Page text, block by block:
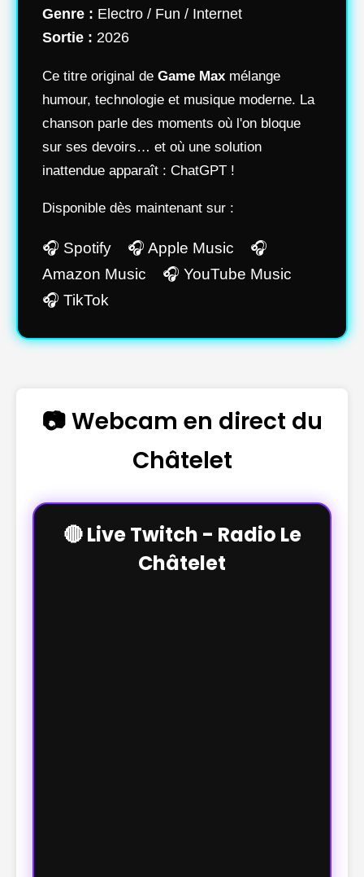
Genre : Electro / Fun / Internet
Sortie : 2026
Ce titre original de Game Max mélange
humour, technologie et musique moderne. La
chanson parle des moments où l'on bloque
sur ses devoirs… et où une solution
inattendue apparaît : ChatGPT !
Disponible dès maintenant sur :
🎧 Spotify 🎧 Apple Music 🎧
Amazon Music 🎧 YouTube Music
🎧 TikTok
📷 Webcam en direct du
Châtelet
🔴 Live Twitch - Radio Le
Châtelet